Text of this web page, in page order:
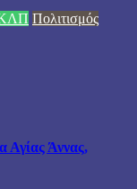
Πολιτισμός
Αγίας Άννας,